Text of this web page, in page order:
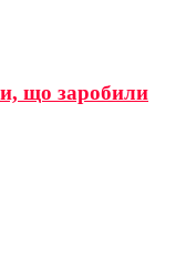
що заробили